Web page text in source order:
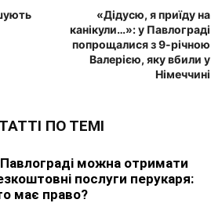
«Дідусю, я приїду на
канікули…»: у Павлограді
попрощалися з 9-річною
Валерією, яку вбили у
Німеччині
ПО ТЕМІ
можна отримати
послуги перукаря:
має право?